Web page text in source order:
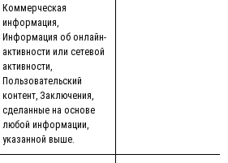
Коммерческая
информация,
Информация об онлайн-
активности или сетевой
активности,
Пользовательский
контент, Заключения,
сделанные на основе
любой информации,
указанной выше.